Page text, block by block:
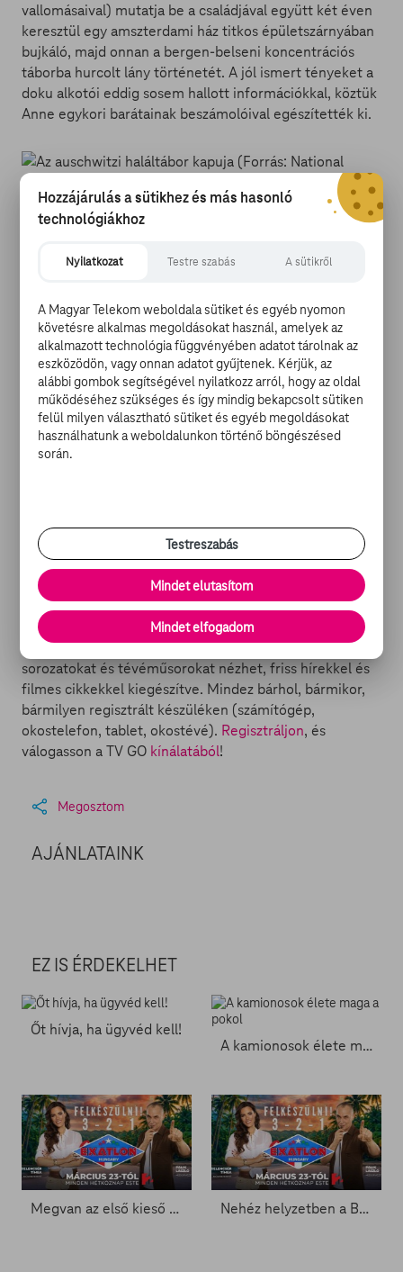
vallomásaival) mutatja be a családjával együtt két éven
keresztül egy amszterdami ház titkos épületszárnyában
bujkáló, majd onnan a bergen-belseni koncentrációs
táborba hurcolt lány történetét. A jól ismert tényeket a
doku alkotói eddig sosem hallott információkkal, köztük
Anne egykori barátainak beszámolóival egészítették ki.
A filmben megszólal többek közt Anne Frank egykori
Nanette König, aki a lány gyermekkori barátnője volt, és
került. A náci rezsim legsötétebb időszakát egy zsidó
lány tragikus történetén keresztül bemutató műsort
március 31-én láthatjuk a TV GOcsatornakínálatábanis
megtalálható National Geographic Channelön. Az Origo
Tévé rovatapedig hamarosan egy Nanette Königgel
készített interjúval jelentkezik.
Kutyaszorítóban az egykori drogdíler
Fehér árnyék
A kamionosok élete maga a pokol
A vizsga
Mi aTV GO? Egy szórakoztató portál, ahol filmeket,
sorozatokat és tévéműsorokat nézhet, friss hírekkel és
filmes cikkekkel kiegészítve. Mindez bárhol, bármikor,
bármilyen regisztrált készüléken (számítógép,
okostelefon, tablet, okostévé). Regisztráljon, és
válogasson a TV GO kínálatából!
Megosztom
AJÁNLATAINK
EZ IS ÉRDEKELHET
Őt hívja, ha ügyvéd kell!
A kamionosok élete maga a pokol
Megvan az első kieső - Exatlon 5. rész Nehéz helyzetben a Bajnokok - Exatlon 4. rész
Hozzájárulás a sütikhez és más hasonló
technológiákhoz
Nyilatkozat Testre szabás A sütikről
A Magyar Telekom weboldala sütiket és egyéb nyomon
követésre alkalmas megoldásokat használ, amelyek az
alkalmazott technológia függvényében adatot tárolnak az
eszközödön, vagy onnan adatot gyűjtenek. Kérjük, az
alábbi gombok segítségével nyilatkozz arról, hogy az oldal
működéséhez szükséges és így mindig bekapcsolt sütiken
felül milyen választható sütiket és egyéb megoldásokat
használhatunk a weboldalunkon történő böngészésed
során.
Testreszabás
Mindet elutasítom
Mindet elfogadom